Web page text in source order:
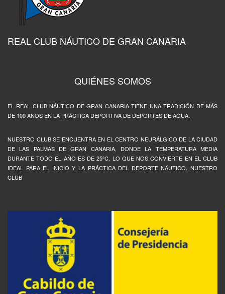
REAL CLUB NÁUTICO DE GRAN CANARIA
QUIÉNES SOMOS
EL REAL CLUB NÁUTICO DE GRAN CANARIA TIENE UNA TRADICIÓN DE MÁS
DE 100 AÑOS EN LA PRÁCTICA DEPORTIVA DE DEPORTES DE AGUA.
NUESTRO CLUB SE ENCUENTRA EN EL CENTRO NEURÁLGICO DE LA CIUDAD
DE LAS PALMAS DE GRAN CANARIA, DONDE LA TEMPERATURA MEDIA
DURANTE TODO EL AÑO ES DE 25ºC, LO QUE NOS CONVIERTE EN EL CLUB
IDEAL PARA EL INICIO Y LA PRÁCTICA DEL DEPORTE NÁUTICO. NUESTRO
CLUB